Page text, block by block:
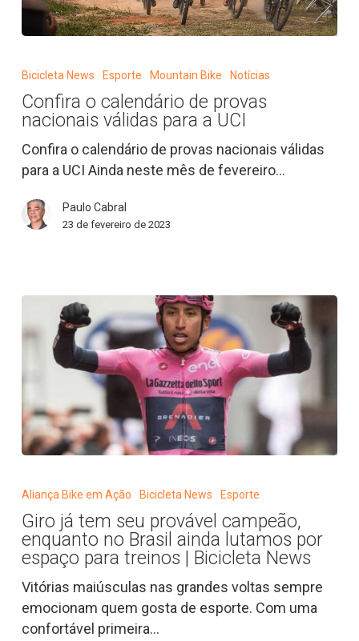
o
de
provas
nacionais
válidas
a
UCI
Bicicleta News Esporte Mountain Bike Notícias
Confira o calendário de provas
nacionais válidas para a UCI
Confira o calendário de provas nacionais válidas
para a UCI Ainda neste mês de fevereiro…
Paulo Cabral
23 de fevereiro de 2023
seu
provável
campeão,
enquanto
no
Brasil
Aliança Bike em Ação Bicicleta News Esporte
Giro já tem seu provável campeão,
enquanto no Brasil ainda lutamos por
espaço para treinos | Bicicleta News
Vitórias maiúsculas nas grandes voltas sempre
emocionam quem gosta de esporte. Com uma
confortável primeira…